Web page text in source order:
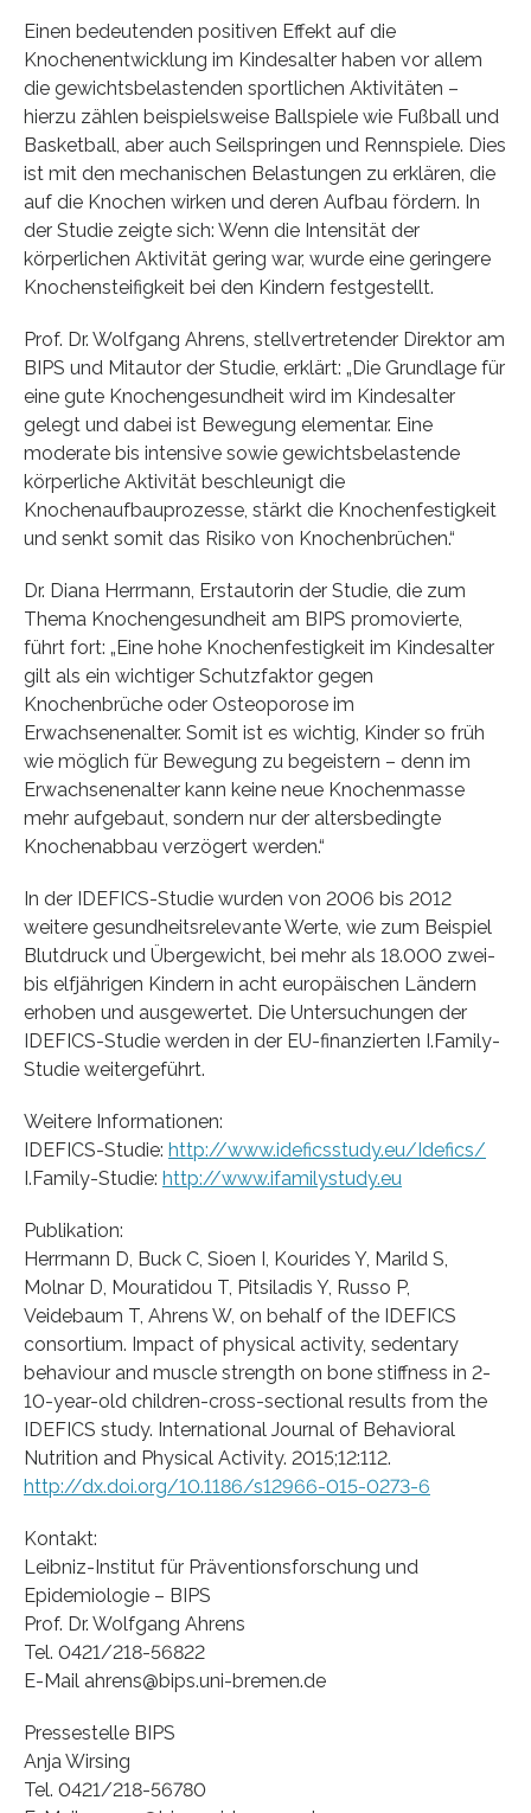
Einen bedeutenden positiven Effekt auf die
Knochenentwicklung im Kindesalter haben vor allem
die gewichtsbelastenden sportlichen Aktivitäten –
hierzu zählen beispielsweise Ballspiele wie Fußball und
Basketball, aber auch Seilspringen und Rennspiele. Dies
ist mit den mechanischen Belastungen zu erklären, die
auf die Knochen wirken und deren Aufbau fördern. In
der Studie zeigte sich: Wenn die Intensität der
körperlichen Aktivität gering war, wurde eine geringere
Knochensteifigkeit bei den Kindern festgestellt.
Prof. Dr. Wolfgang Ahrens, stellvertretender Direktor am
BIPS und Mitautor der Studie, erklärt: „Die Grundlage für
eine gute Knochengesundheit wird im Kindesalter
gelegt und dabei ist Bewegung elementar. Eine
moderate bis intensive sowie gewichtsbelastende
körperliche Aktivität beschleunigt die
Knochenaufbauprozesse, stärkt die Knochenfestigkeit
und senkt somit das Risiko von Knochenbrüchen.“
Dr. Diana Herrmann, Erstautorin der Studie, die zum
Thema Knochengesundheit am BIPS promovierte,
führt fort: „Eine hohe Knochenfestigkeit im Kindesalter
gilt als ein wichtiger Schutzfaktor gegen
Knochenbrüche oder Osteoporose im
Erwachsenenalter. Somit ist es wichtig, Kinder so früh
wie möglich für Bewegung zu begeistern – denn im
Erwachsenenalter kann keine neue Knochenmasse
mehr aufgebaut, sondern nur der altersbedingte
Knochenabbau verzögert werden.“
In der IDEFICS-Studie wurden von 2006 bis 2012
weitere gesundheitsrelevante Werte, wie zum Beispiel
Blutdruck und Übergewicht, bei mehr als 18.000 zwei-
bis elfjährigen Kindern in acht europäischen Ländern
erhoben und ausgewertet. Die Untersuchungen der
IDEFICS-Studie werden in der EU-finanzierten I.Family-
Studie weitergeführt.
Weitere Informationen:
IDEFICS-Studie: http://www.ideficsstudy.eu/Idefics/
I.Family-Studie: http://www.ifamilystudy.eu
Publikation:
Herrmann D, Buck C, Sioen I, Kourides Y, Marild S,
Molnar D, Mouratidou T, Pitsiladis Y, Russo P,
Veidebaum T, Ahrens W, on behalf of the IDEFICS
consortium. Impact of physical activity, sedentary
behaviour and muscle strength on bone stiffness in 2-
10-year-old children-cross-sectional results from the
IDEFICS study. International Journal of Behavioral
Nutrition and Physical Activity. 2015;12:112.
http://dx.doi.org/10.1186/s12966-015-0273-6
Kontakt:
Leibniz-Institut für Präventionsforschung und
Epidemiologie – BIPS
Prof. Dr. Wolfgang Ahrens
Tel. 0421/218-56822
E-Mail ahrens@bips.uni-bremen.de
Pressestelle BIPS
Anja Wirsing
Tel. 0421/218-56780